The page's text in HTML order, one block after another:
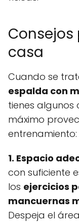
casa
Cuando se
espalda con
tienes algunos
máximo
entrenamiento:
1. Espacio
con suficiente
los ejercicios
mancuernas
Despeja el